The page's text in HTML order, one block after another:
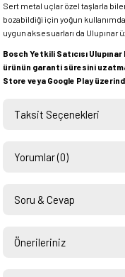
Sert metal uçlar özel taşlarla
bozabildiği için yoğun
uygun aksesuarları da Ulupınar
Bosch Yetkili Satıcısı
ürünün garanti süresini
Store veya Google Play
Taksit Seçenekleri
Yorumlar (0)
Soru & Cevap
Önerileriniz